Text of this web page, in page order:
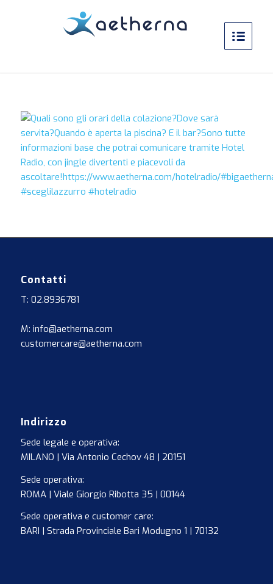
Contatti
T: 02.8936781
M: info@aetherna.com
customercare@aetherna.com
Indirizzo
Sede legale e operativa:
MILANO | Via Antonio Cechov 48 | 20151
Sede operativa:
ROMA | Viale Giorgio Ribotta 35 | 00144
Sede operativa e customer care:
BARI | Strada Provinciale Bari Modugno 1 | 70132